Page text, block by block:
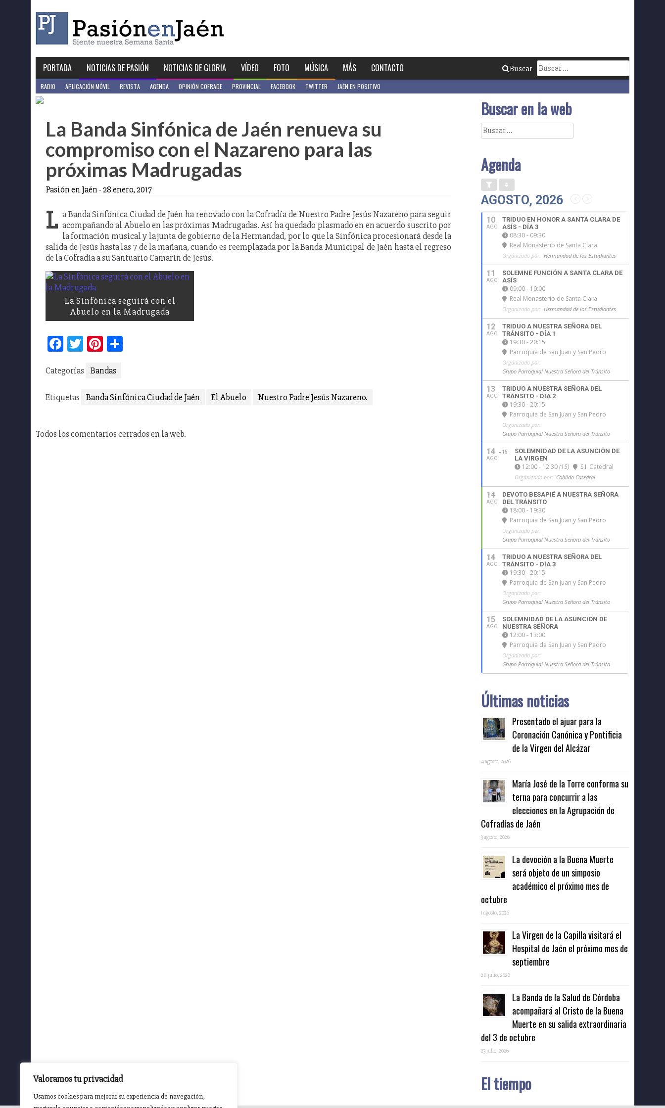
Valoramos tu privacidad
Usamos cookies para mejorar su experiencia de navegación,
PORTADA NOTICIAS DE PASIÓN NOTICIAS DE GLORIA VÍDEO FOTO MÚSICA MÁS CONTACTO
RADIO APLICACIÓN MÓVIL REVISTA AGENDA OPINIÓN COFRADE PROVINCIAL FACEBOOK TWITTER JAÉN EN POSITIVO
Buscar:
Buscar
La Banda Sinfónica de Jaén renueva su
compromiso con el Nazareno para las
próximas Madrugadas
Pasión en Jaén -28 enero, 2017
L a Banda Sinfónica Ciudad de Jaén ha renovado con la Cofradía de Nuestro Padre Jesús Nazareno para seguir
acompañando al Abuelo en las próximas Madrugadas. Así ha quedado plasmado en en acuerdo suscrito por
la formación musical y la junta de gobierno de la Hermandad, por lo que la Sinfónica procesionará desde la
salida de Jesús hasta las 7 de la mañana, cuando es reemplazada por la Banda Municipal de Jaén hasta el regreso
de la Cofradía a su Santuario Camarín de Jesús.
La Sinfónica seguirá con el
Abuelo en la Madrugada
Facebook
TwitterPinterest
Categorías Bandas
Etiquetas Banda Sinfónica Ciudad de Jaén El Abuelo Nuestro Padre Jesús Nazareno.
Todos los comentarios cerrados en la web.
Buscar en la web
Buscar:
Agenda
AGOSTO, 2026
10
AGO
TRIDUO EN HONOR A SANTA CLARA DE
ASÍS - DÍA 3
08:30 - 09:30
Real Monasterio de Santa Clara
Organizado por: Hermandad de los Estudiantes
11
AGO
SOLEMNE FUNCIÓN A SANTA CLARA DE
ASÍS
09:00 - 10:00
Real Monasterio de Santa Clara
Organizado por: Hermandad de los Estudiantes
12
AGO
TRIDUO A NUESTRA SEÑORA DEL
TRÁNSITO - DÍA 1
19:30 - 20:15
Parroquia de San Juan y San Pedro
Organizado por:
Grupo Parroquial Nuestra Señora del Tránsito
13
AGO
TRIDUO A NUESTRA SEÑORA DEL
TRÁNSITO - DÍA 2
19:30 - 20:15
Parroquia de San Juan y San Pedro
Organizado por:
Grupo Parroquial Nuestra Señora del Tránsito
14
AGO
15
SOLEMNIDAD DE LA ASUNCIÓN DE
LA VIRGEN
12:00 - 12:30(15) S.I. Catedral
Organizado por: Cabildo Catedral
14
AGO
DEVOTO BESAPIÉ A NUESTRA SEÑORA
DEL TRÁNSITO
18:00 - 19:30
Parroquia de San Juan y San Pedro
Organizado por:
Grupo Parroquial Nuestra Señora del Tránsito
14
AGO
TRIDUO A NUESTRA SEÑORA DEL
TRÁNSITO - DÍA 3
19:30 - 20:15
Parroquia de San Juan y San Pedro
Organizado por:
Grupo Parroquial Nuestra Señora del Tránsito
15
AGO
SOLEMNIDAD DE LA ASUNCIÓN DE
NUESTRA SEÑORA
12:00 - 13:00
Parroquia de San Juan y San Pedro
Organizado por:
Grupo Parroquial Nuestra Señora del Tránsito
Últimas noticias
Presentado el ajuar para la
Coronación Canónica y Pontificia
de la Virgen del Alcázar
4 agosto, 2026
María José de la Torre conforma su
terna para concurrir a las
elecciones en la Agrupación de
Cofradías de Jaén
3 agosto, 2026
La devoción a la Buena Muerte
será objeto de un simposio
académico el próximo mes de
octubre
1 agosto, 2026
La Virgen de la Capilla visitará el
Hospital de Jaén el próximo mes de
septiembre
28 julio, 2026
La Banda de la Salud de Córdoba
acompañará al Cristo de la Buena
Muerte en su salida extraordinaria
del 3 de octubre
23 julio, 2026
El tiempo